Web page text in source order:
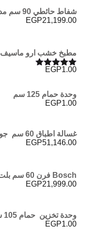
شفاط حائطي 90 سم مدمج بوش
EGP21,199.00
مطبخ خشب ارو ماسيف
تم التقييم
EGP1.00
وحدة حمام 125 سم
EGP1.00
غسالة اطباق 60 سم جورنيا
EGP51,146.00
Bosch فرن 60 سم بلت ان كهرباء بوش
EGP21,999.00
وحدة تخزين حمام 105 سم
EGP1.00